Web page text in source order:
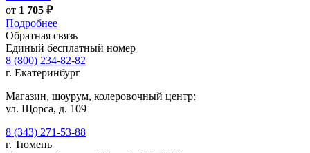
от 1 705 ₽
Подробнее
Обратная связь
Единый бесплатный номер
8 (800) 234-82-82
г. Екатеринбург
Магазин, шоурум, колеровочный центр:
ул. Щорса, д. 109
8 (343) 271-53-88
г. Тюмень